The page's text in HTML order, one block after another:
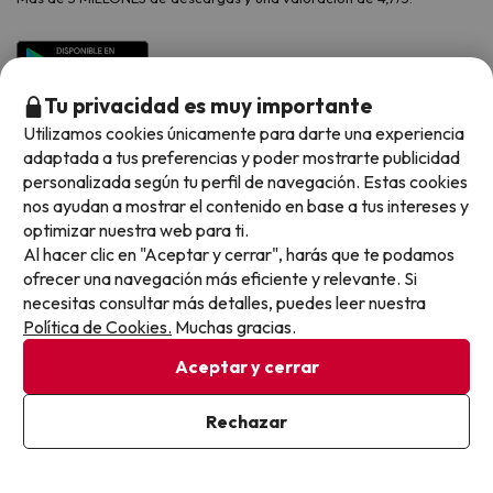
Viajes para grupos
Chollos con Todo Incluido
Chollos en la playa
Chollos con Vuelo Incluido
Hoteles con toboganes
Selección de la Newsletter
Los favoritos de nuestros clientes
Vacaciones en Noviembre
Preguntas frecuentes
Métodos de pago disponibles
Condiciones generales
Privacidad datos
Tu privacidad es muy importante
Utilizamos cookies únicamente para darte una experiencia
adaptada a tus preferencias y poder mostrarte publicidad
personalizada según tu perfil de navegación. Estas cookies
nos ayudan a mostrar el contenido en base a tus intereses y
optimizar nuestra web para ti.
Al hacer clic en "Aceptar y cerrar", harás que te podamos
ofrecer una navegación más eficiente y relevante. Si
necesitas consultar más detalles, puedes leer nuestra
Política de Cookies. Muchas gracias.
Aceptar y cerrar
Rechazar